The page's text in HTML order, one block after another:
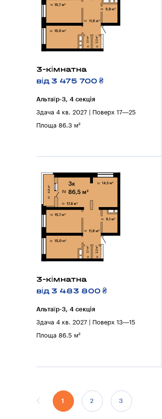
3-кімнатна
від 3 475 700 ₴
Альтаїр-3, 4 секцiя
Здача 4 кв. 2027 | Поверх 17—25
Площа 86.3 м²
3-кімнатна
від 3 483 800 ₴
Альтаїр-3, 4 секцiя
Здача 4 кв. 2027 | Поверх 13—15
Площа 86.5 м²
1 2 3